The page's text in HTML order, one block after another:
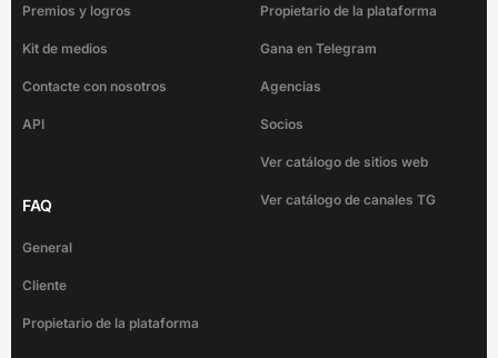
Premios y logros
Kit de medios
Contacte con nosotros
API
FAQ
General
Cliente
Propietario de la plataforma
Propietario de la plataforma
Gana en Telegram
Agencias
Socios
Ver catálogo de sitios web
Ver catálogo de canales TG